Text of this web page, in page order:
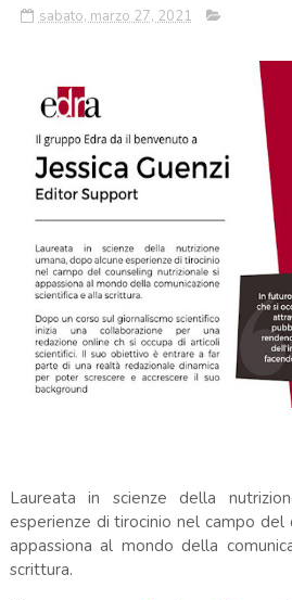
sabato, marzo 27, 2021
Laureata in scienze della
esperienze di tirocinio nel campo del
appassiona al mondo della
scrittura.